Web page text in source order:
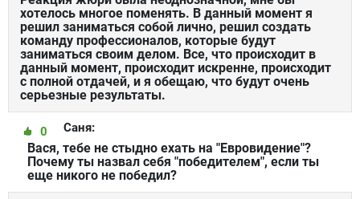
хотелось многое поменять. В данный момент я
решил заниматься собой лично, решил создать
команду профессионалов, которые будут
заниматься своим делом. Все, что происходит в
данный момент, происходит искренне, происходит
с полной отдачей, и я обещаю, что будут очень
серьезные результаты.
Саня:
0
Вася, тебе не стыдно ехать на "Евровидение"?
Почему ты назвал себя "победителем", если ты
еще никого не победил?